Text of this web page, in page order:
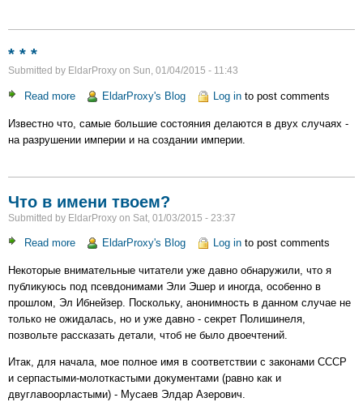
* * *
Submitted by EldarProxy on Sun, 01/04/2015 - 11:43
Read more about
*
EldarProxy's Blog Log into post comments
Известно что, самые большие состояния делаются в двух случаях -
на разрушении империи и на создании империи.
Что в имени твоем?
Submitted by EldarProxy on Sat, 01/03/2015 - 23:37
Read more about
в
имени
твоем?
EldarProxy's Blog Log into post comments
Некоторые внимательные читатели уже давно обнаружили, что я
публикуюсь под псевдонимами Эли Эшер и иногда, особенно в
прошлом, Эл Ибнейзер. Поскольку, анонимность в данном случае не
только не ожидалась, но и уже давно - секрет Полишинеля,
позвольте рассказать детали, чтоб не было двоечтений.
Итак, для начала, мое полное имя в соответствии с законами СССР
и серпастыми-молоткастыми документами (равно как и
двуглавоорластыми) - Мусаев Элдар Азерович.